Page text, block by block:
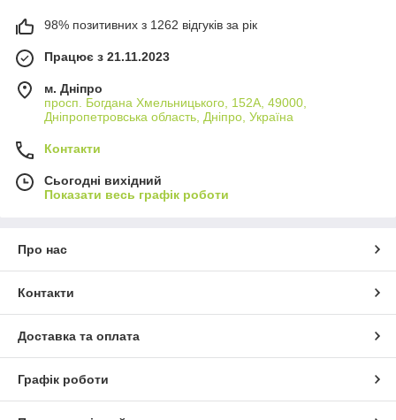
98% позитивних з 1262 відгуків за рік
Працює з 21.11.2023
м. Дніпро
просп. Богдана Хмельницького, 152А, 49000,
Дніпропетровська область, Дніпро, Україна
Контакти
Сьогодні вихідний
Показати весь графік роботи
Про нас
Контакти
Доставка та оплата
Графік роботи